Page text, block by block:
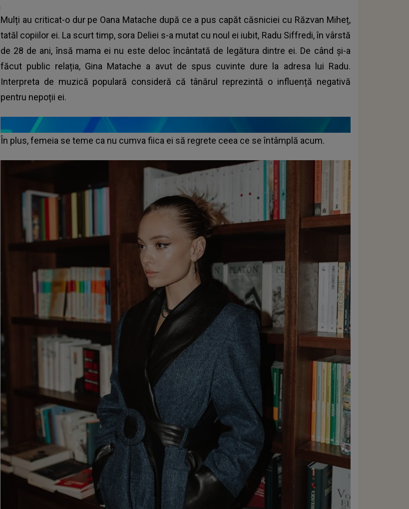
Mulți au criticat-o dur pe Oana Matache după ce a pus capăt căsniciei cu Răzvan Miheț,
tatăl copiilor ei. La scurt timp, sora Deliei s-a mutat cu noul ei iubit, Radu Siffredi, în vârstă
de 28 de ani, însă mama ei nu este deloc încântată de legătura dintre ei. De când și-a
făcut public relația, Gina Matache a avut de spus cuvinte dure la adresa lui Radu.
Interpreta de muzică populară consideră că tânărul reprezintă o influență negativă
pentru nepoții ei.
În plus, femeia se teme ca nu cumva fiica ei să regrete ceea ce se întâmplă acum.